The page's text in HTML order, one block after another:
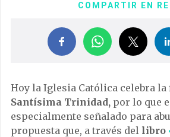
COMPARTIR EN
Hoy la Iglesia Católica celebra la
Santísima Trinidad, por lo que
especialmente señalado para
propuesta que, a través del libro